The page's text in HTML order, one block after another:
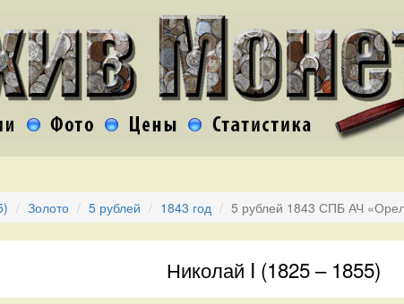
Золото 5 рублей 1843 год 5 рублей 1843 СПБ АЧ
Николай I (1825 – 1855)